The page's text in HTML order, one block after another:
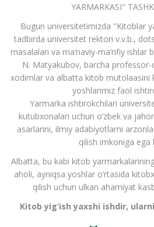
YARMARKASI"
Bugun universitetimizda "Kitoblar
tadbirda universitet rektori v.v.b.,
masalalari va ma’naviy-ma’rifiy ishlar
N. Matyakubov, barcha professor-
xodimlar va albatta kitob mutolaasini
yoshlarimiz faol
Yarmarka ishtirokchilari
kutubxonalari uchun o‘zbek va
asarlarini, ilmiy adabiyotlarni
qilish imkoniga ega
Albatta, bu kabi kitob
aholi, ayniqsa yoshlar o‘rtasida
qilish uchun ulkan ahamiyat
Kitob yig‘ish yaxshi ishdir,